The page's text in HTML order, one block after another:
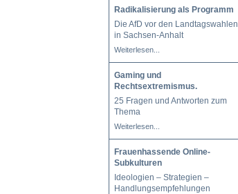
Radikalisierung als Programm
Die AfD vor den Landtagswahlen
in Sachsen-Anhalt
Weiterlesen...
Gaming und
Rechtsextremismus.
25 Fragen und Antworten zum
Thema
Weiterlesen...
Frauenhassende Online-
Subkulturen
Ideologien – Strategien –
Handlungsempfehlungen